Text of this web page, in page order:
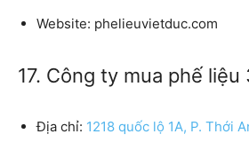
Website: phelieuvietduc.com
17. Công ty mua phế liệu
Địa chỉ: 1218 quốc lộ 1A, P. Thới